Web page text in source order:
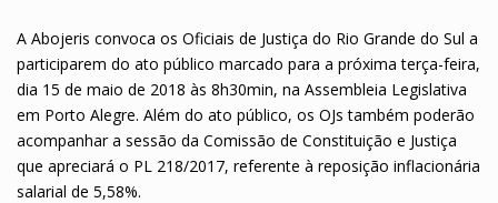
A Abojeris convoca os Oficiais de Justiça do Rio Grande do Sul a
participarem do ato público marcado para a próxima terça-feira,
dia 15 de maio de 2018 às 8h30min, na Assembleia Legislativa
em Porto Alegre. Além do ato público, os OJs também poderão
acompanhar a sessão da Comissão de Constituição e Justiça
que apreciará o PL 218/2017, referente à reposição inflacionária
salarial de 5,58%.